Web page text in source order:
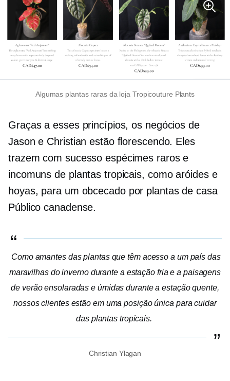
Algumas plantas raras da loja Tropicouture Plants
Graças a esses princípios, os negócios de
Jason e Christian estão florescendo. Eles
trazem com sucesso espécimes raros e
incomuns de plantas tropicais, como aróides e
hoyas, para um obcecado por plantas de casa
Público canadense.
Como amantes das plantas que têm acesso a um país das
maravilhas do inverno durante a estação fria e a paisagens
de verão ensolaradas e úmidas durante a estação quente,
nossos clientes estão em uma posição única para cuidar
das plantas tropicais.
Christian Ylagan